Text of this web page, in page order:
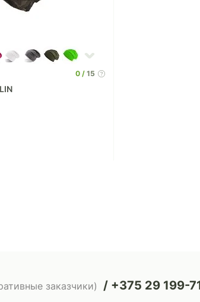
0 15
заказчики) +375 29 199-